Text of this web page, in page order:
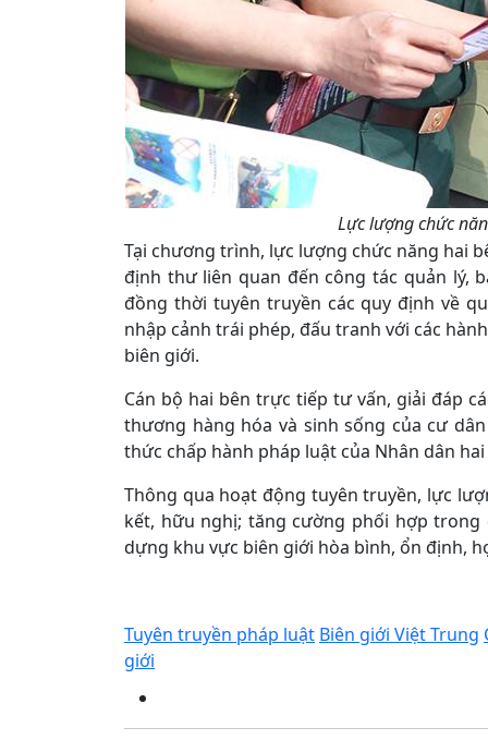
Lực lượng chức
Tại chương trình, lực lượng chức năng hai
định thư liên quan đến công tác quản lý,
đồng thời tuyên truyền các quy định về
nhập cảnh trái phép, đấu tranh với các
biên giới.
Cán bộ hai bên trực tiếp tư vấn, giải đáp
thương hàng hóa và sinh sống của cư
thức chấp hành pháp luật của Nhân dân hai
Thông qua hoạt động tuyên truyền, lực
kết, hữu nghị; tăng cường phối hợp trong
dựng khu vực biên giới hòa bình, ổn định,
Tuyên truyền pháp luật Biên giới Việt Trung
giới